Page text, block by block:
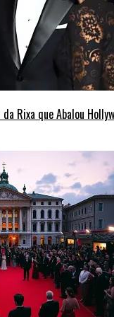
Rixa que Abalou